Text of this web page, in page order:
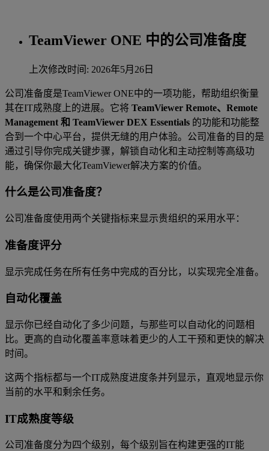
TeamViewer ONE 中的公司准备度
上次修改时间: 2026年5月26日
公司准备度是TeamViewer ONE中的一项功能，帮助组织衡量
其在IT成熟度上的进展。它将 TeamViewer Remote、Remote
Management 和 TeamViewer DEX Essentials 的功能和功能整
合到一个中心平台，提供无缝的用户体验。公司准备的目的是
通过引导你完成关键步骤，解锁自动化和主动控制等高级功
能，确保你最大化TeamViewer解决方案的价值。
什么是公司准备度？
公司准备度使用两个关键指标来显示贵组织的采用水平：
准备度评分
显示完成任务在所有任务中完成的百分比，以实现完全准备。
自动化覆盖
显示你已经自动化了多少问题，与那些可以自动化的问题相
比。更高的自动化覆盖率意味着更少的人工干预和更快的解决
时间。
这两个指标都与一个IT成熟度进度条并列显示，直观地显示你
当前的水平和剩余任务。
IT成熟度等级
公司准备度分为四个级别，每个级别旨在构建更强的IT能